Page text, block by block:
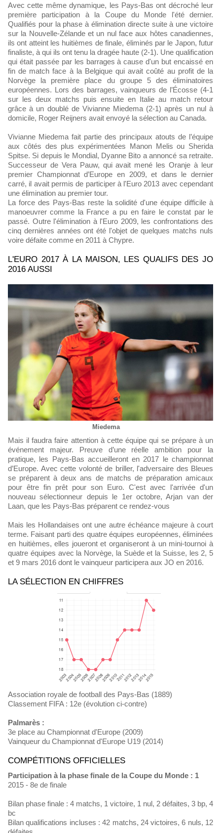
Avec cette même dynamique, les Pays-Bas ont décroché leur
première participation à la Coupe du Monde l'été dernier.
Qualifiés pour la phase à élimination directe suite à une victoire
sur la Nouvelle-Zélande et un nul face aux hôtes canadiennes,
ils ont atteint les huitièmes de finale, éliminés par le Japon, futur
finaliste, à qui ils ont tenu la dragée haute (2-1). Une qualification
qui était passée par les barrages à cause d'un but encaissé en
fin de match face à la Belgique qui avait coûté au profit de la
Norvège la première place du groupe 5 des éliminatoires
européennes. Lors des barrages, vainqueurs de l’Écosse (4-1
sur les deux matchs puis ensuite en Italie au match retour
grâce à un doublé de Vivianne Miedema (2-1) après un nul à
domicile, Roger Reijners avait envoyé la sélection au Canada.
Vivianne Miedema fait partie des principaux atouts de l’équipe
aux côtés des plus expérimentées Manon Melis ou Sherida
Spitse. Si depuis le Mondial, Dyanne Bito a annoncé sa retraite.
Successeur de Vera Pauw, qui avait mené les Oranje à leur
premier Championnat d’Europe en 2009, et dans le dernier
carré, il avait permis de participer à l'Euro 2013 avec cependant
une élimination au premier tour.
La force des Pays-Bas reste la solidité d'une équipe difficile à
manoeuvrer comme la France a pu en faire le constat par le
passé. Outre l'élimination à l'Euro 2009, les confrontations des
cinq dernières années ont été l'objet de quelques matchs nuls
voire défaite comme en 2011 à Chypre.
L'EURO 2017 À LA MAISON, LES QUALIFS DES JO
2016 AUSSI
Miedema
Mais il faudra faire attention à cette équipe qui se prépare à un
événement majeur. Preuve d’une réelle ambition pour la
pratique, les Pays-Bas accueilleront en 2017 le championnat
d’Europe. Avec cette volonté de briller, l'adversaire des Bleues
se préparent à deux ans de matchs de préparation amicaux
pour être fin prêt pour son Euro. C'est avec l'arrivée d'un
nouveau sélectionneur depuis le 1er octobre, Arjan van der
Laan, que les Pays-Bas préparent ce rendez-vous
Mais les Hollandaises ont une autre échéance majeure à court
terme. Faisant parti des quatre équipes européennes, éliminées
en huitièmes, elles joueront et organiseront à un mini-tournoi à
quatre équipes avec la Norvège, la Suède et la Suisse, les 2, 5
et 9 mars 2016 dont le vainqueur participera aux JO en 2016.
LA SÉLECTION EN CHIFFRES
Association royale de football des Pays-Bas (1889)
Classement FIFA : 12e (évolution ci-contre)
Palmarès :
3e place au Championnat d'Europe (2009)
Vainqueur du Championnat d'Europe U19 (2014)
COMPÉTITIONS OFFICIELLES
Participation à la phase finale de la Coupe du Monde : 1
2015 - 8e de finale
Bilan phase finale : 4 matchs, 1 victoire, 1 nul, 2 défaites, 3 bp, 4
bc
Bilan qualifications incluses : 42 matchs, 24 victoires, 6 nuls, 12